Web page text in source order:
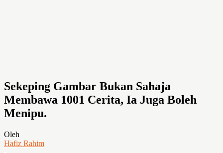
Sekeping Gambar Bukan Sahaja
Membawa 1001 Cerita, Ia Juga Boleh
Menipu.
Oleh
Hafiz Rahim